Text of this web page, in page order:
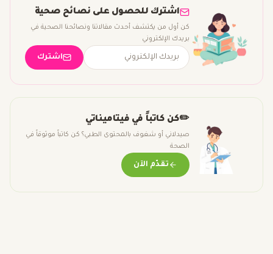
اشترك للحصول على نصائح صحية
كن أول من يكتشف أحدث مقالاتنا ونصائحنا الصحية في
بريدك الإلكتروني
اشترك
✏️كن كاتباً في فيتاميناتي
صيدلاني أو شغوف بالمحتوى الطبي؟ كن كاتباً موثوقاً في
الصحة
تقدّم الآن